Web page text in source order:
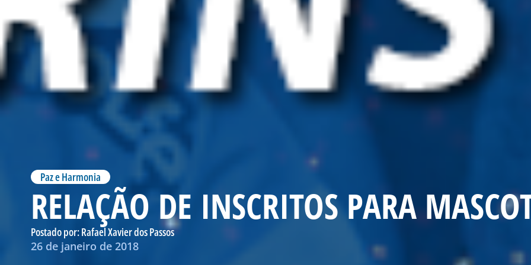
Paz e Harmonia
RELAÇÃO DE INSCRITOS PARA
Postado por:Rafael Xavier dos Passos
26 de janeiro de 2018